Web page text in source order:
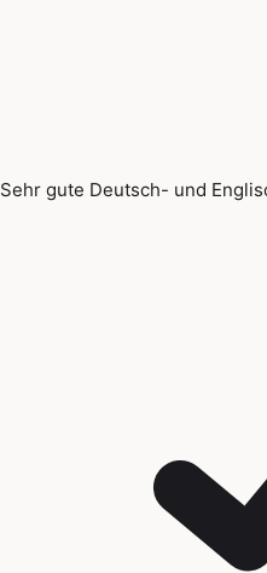
Sehr gute Deutsch- und